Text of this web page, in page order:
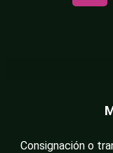
Consignación o